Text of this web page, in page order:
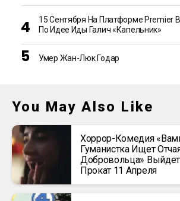
15 Сентября На Платформе Premier
По Идее Иды Галич «Капельник»
Умер Жан-Люк Годар
You May Also Like
Хоррор-Комедия
Гуманистка Ищет
Добровольца»
Прокат 11 Апреля